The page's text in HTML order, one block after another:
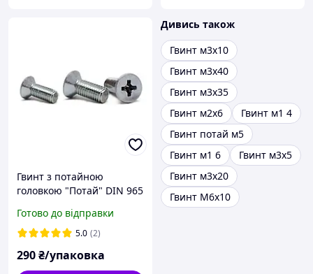
Гвинт з потайною
головкою "Потай" DIN 965
Готово до відправки
5.0 (2)
290₴/упаковка
Дивись також
Гвинт м3х10
Гвинт м3х40
Гвинт м3х35
Гвинт м2х6
Гвинт м1 4
Гвинт потай м5
Гвинт м1 6
Гвинт м3х5
Гвинт м3х20
Гвинт М6х10